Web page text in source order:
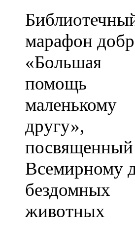
марафон
«Большая
помощь
маленькому
другу»,
посвященный
Всемирному
бездомных
животных